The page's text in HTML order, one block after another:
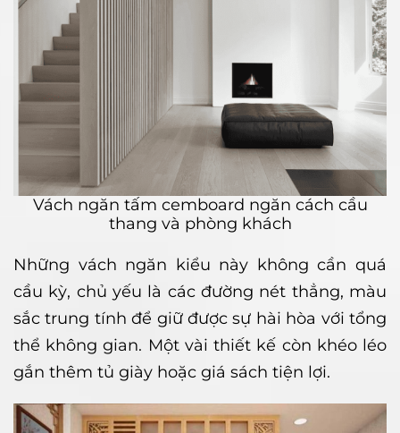
Vách ngăn tấm cemboard ngăn cách cầu
thang và phòng khách
Những vách ngăn kiểu này không cần quá
cầu kỳ, chủ yếu là các đường nét thẳng, màu
sắc trung tính để giữ được sự hài hòa với tổng
thể không gian. Một vài thiết kế còn khéo léo
gắn thêm tủ giày hoặc giá sách tiện lợi.